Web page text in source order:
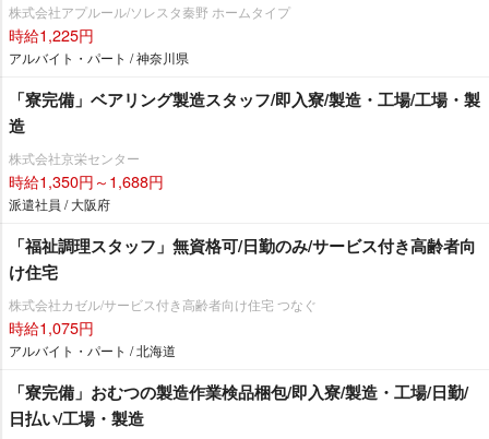
株式会社アプルール/ソレスタ秦野 ホームタイプ
時給1,225円
アルバイト・パート / 神奈川県
「寮完備」ベアリング製造スタッフ/即入寮/製造・工場/工場・製
造
株式会社京栄センター
時給1,350円～1,688円
派遣社員 / 大阪府
「福祉調理スタッフ」無資格可/日勤のみ/サービス付き高齢者向
け住宅
株式会社カゼル/サービス付き高齢者向け住宅 つなぐ
時給1,075円
アルバイト・パート / 北海道
「寮完備」おむつの製造作業検品梱包/即入寮/製造・工場/日勤/
日払い/工場・製造